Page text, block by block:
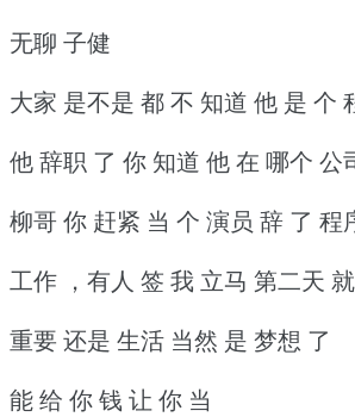
无聊 子健
大家 是不是 都 不 知道 他 是 个
他 辞职 了 你 知道 他 在 哪个 公
柳哥 你 赶紧 当 个 演员 辞 了 程
工作 ，有人 签 我 立马 第二天
重要 还是 生活 当然 是 梦想 了
能 给 你 钱 让 你 当